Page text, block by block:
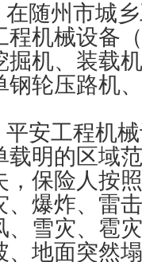
在随州市城
程机械设备
掘机、装载
钢轮压路机
平安工程机
载明的区域
，保险人按
、爆炸、雷
、雪灾、雹
、地面突然